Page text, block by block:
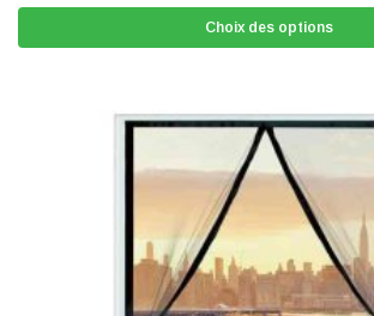
Choix des options